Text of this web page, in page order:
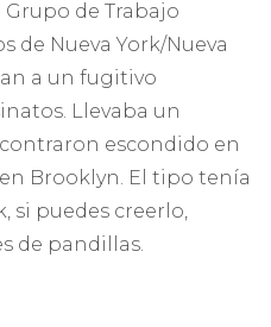
de Trabajo
de Nueva York/Nueva
a un fugitivo
Llevaba un
escondido en
Brooklyn. El tipo tenía
si puedes creerlo,
de pandillas.